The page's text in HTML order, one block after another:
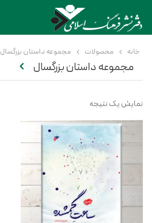
خانه محصولات مجموعه داستان بزرگسال
مجموعه داستان بزرگسال
نمایش یک نتیجه